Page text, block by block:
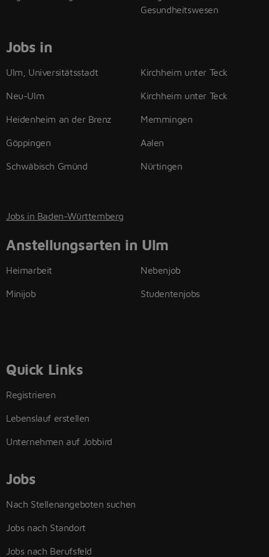
Gesundheitswesen
Jobs in
Ulm, Universitätsstadt
Neu-Ulm
Heidenheim an der Brenz
Göppingen
Schwäbisch Gmünd
Kirchheim unter Teck
Kirchheim unter Teck
Memmingen
Aalen
Nürtingen
Jobs in Baden-Württemberg
Anstellungsarten in Ulm
Heimarbeit
Minijob
Nebenjob
Studentenjobs
Quick Links
Registrieren
Lebenslauf erstellen
Unternehmen auf Jobbird
Jobs
Nach Stellenangeboten suchen
Jobs nach Standort
Jobs nach Berufsfeld